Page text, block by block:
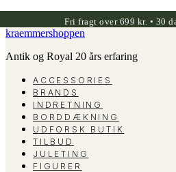
Fri fragt over 699 kr. • 30
kraemmershoppen
Antik og Royal 20 års erfaring
ACCESSORIES
BRANDS
INDRETNING
BORDDÆKNING
UDFORSK BUTIK
TILBUD
JULETING
FIGURER